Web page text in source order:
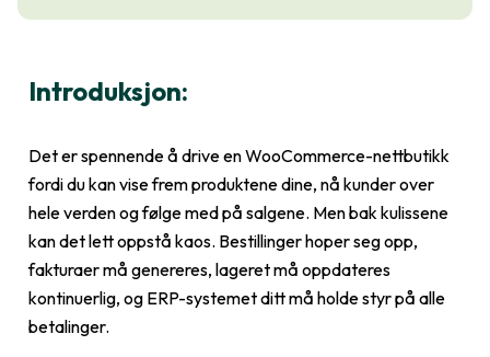
Introduksjon:
Det er spennende å drive en WooCommerce-nettbutikk
fordi du kan vise frem produktene dine, nå kunder over
hele verden og følge med på salgene. Men bak kulissene
kan det lett oppstå kaos. Bestillinger hoper seg opp,
fakturaer må genereres, lageret må oppdateres
kontinuerlig, og ERP-systemet ditt må holde styr på alle
betalinger.